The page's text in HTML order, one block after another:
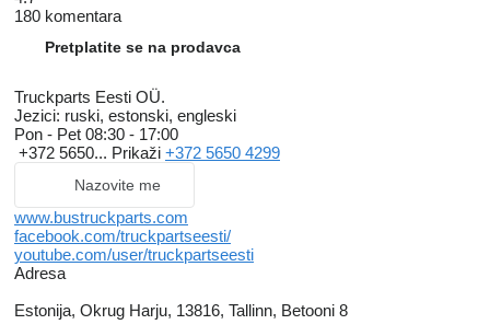
180 komentara
Pretplatite se na prodavca
Truckparts Eesti OÜ.
Jezici: ruski, estonski, engleski
Pon - Pet 08:30 - 17:00
+372 5650... Prikaži +372 5650 4299
Nazovite me
www.bustruckparts.com
facebook.com/truckpartseesti/
youtube.com/user/truckpartseesti
Adresa
Estonija, Okrug Harju, 13816, Tallinn, Betooni 8